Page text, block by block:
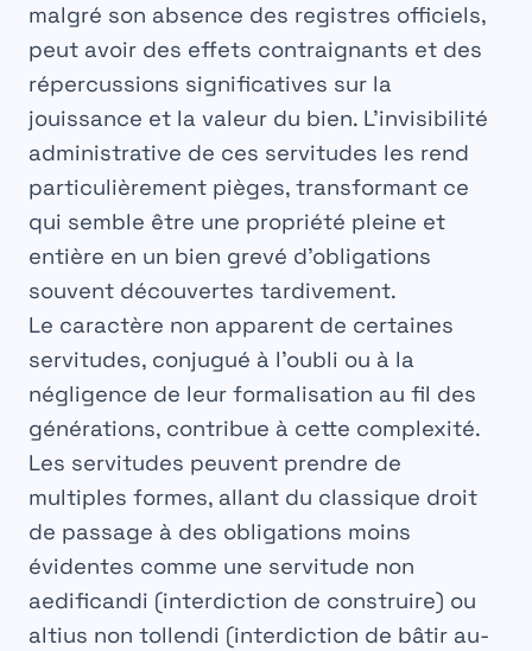
malgré son absence des registres officiels,
peut avoir des effets contraignants et des
répercussions significatives sur la
jouissance et la valeur du bien. L’invisibilité
administrative de ces servitudes les rend
particulièrement pièges, transformant ce
qui semble être une propriété pleine et
entière en un bien grevé d’obligations
souvent découvertes tardivement.
Le caractère non apparent de certaines
servitudes, conjugué à l’oubli ou à la
négligence de leur formalisation au fil des
générations, contribue à cette complexité.
Les servitudes peuvent prendre de
multiples formes, allant du classique droit
de passage à des obligations moins
évidentes comme une servitude non
aedificandi (interdiction de construire) ou
altius non tollendi (interdiction de bâtir au-